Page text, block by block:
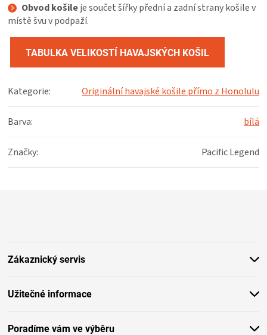
Obvod košileje součet šířky přední a zadní strany košile v
místě švu v podpaží.
TABULKA VELIKOSTÍ HAVAJSKÝCH KOŠIL
Kategorie: Originální havajské košile přímo z Honolulu
Barva: bílá
Značky: Pacific Legend
Zákaznický servis
Užitečné informace
Poradíme vám ve výběru